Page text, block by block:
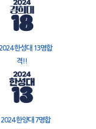
2024 한성대 13명합
격!!
2024 한양대 7명합